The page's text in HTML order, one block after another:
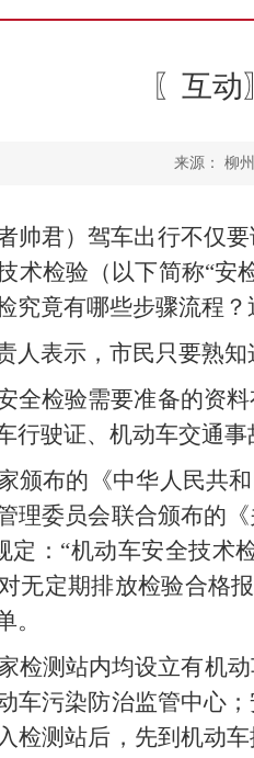
〖互
来源： 柳
帅君）驾车出行不仅
术检验（以下简称“安
究竟有哪些步骤流程
人表示，市民只要熟
全检验需要准备的资
行驶证、机动车交通
颁布的《中华人民共
理委员会联合颁布的
定：“机动车安全技
无定期排放检验合格
。
检测站内均设立有机
车污染防治监管中心
检测站后，先到机动